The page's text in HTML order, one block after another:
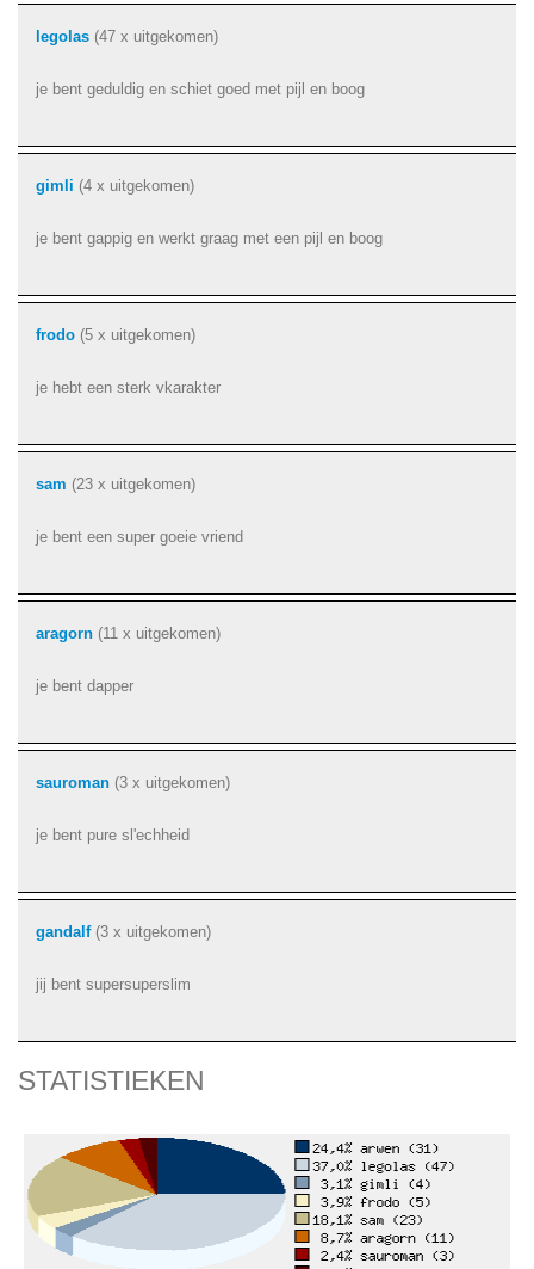
legolas (47 x uitgekomen)
je bent geduldig en schiet goed met pijl en boog
gimli (4 x uitgekomen)
je bent gappig en werkt graag met een pijl en boog
frodo (5 x uitgekomen)
je hebt een sterk vkarakter
sam (23 x uitgekomen)
je bent een super goeie vriend
aragorn (11 x uitgekomen)
je bent dapper
sauroman (3 x uitgekomen)
je bent pure sl'echheid
gandalf(3 x uitgekomen)
jij bent supersuperslim
STATISTIEKEN